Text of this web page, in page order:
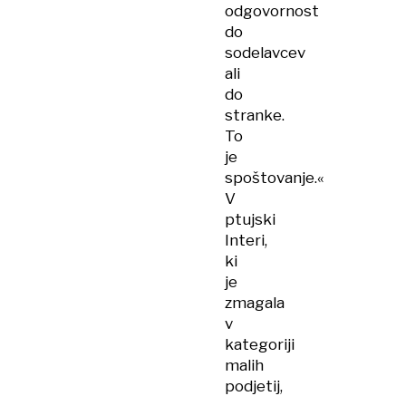
odgovornost
do
sodelavcev
ali
do
stranke.
To
je
spoštovanje.«
V
ptujski
Interi,
ki
je
zmagala
v
kategoriji
malih
podjetij,